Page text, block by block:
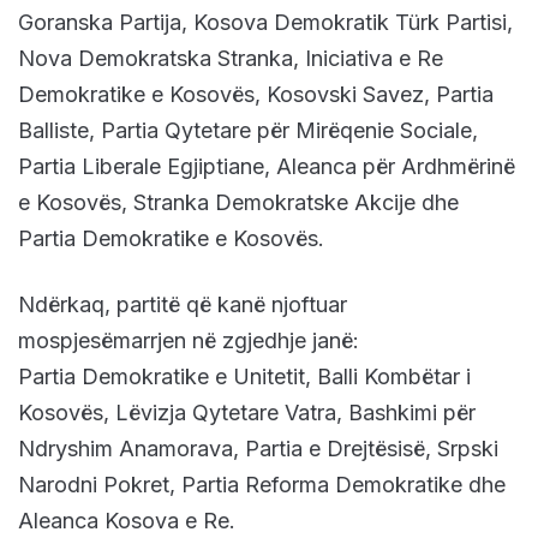
Goranska Partija, Kosova Demokratik Türk Partisi,
Nova Demokratska Stranka, Iniciativa e Re
Demokratike e Kosovës, Kosovski Savez, Partia
Balliste, Partia Qytetare për Mirëqenie Sociale,
Partia Liberale Egjiptiane, Aleanca për Ardhmërinë
e Kosovës, Stranka Demokratske Akcije dhe
Partia Demokratike e Kosovës.
Ndërkaq, partitë që kanë njoftuar
mospjesëmarrjen në zgjedhje janë:
Partia Demokratike e Unitetit, Balli Kombëtar i
Kosovës, Lëvizja Qytetare Vatra, Bashkimi për
Ndryshim Anamorava, Partia e Drejtësisë, Srpski
Narodni Pokret, Partia Reforma Demokratike dhe
Aleanca Kosova e Re.